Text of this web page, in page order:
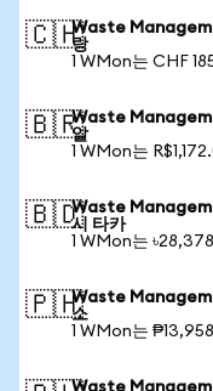
🇨🇭Waste
랑
1 WMon는 CHF
🇧🇷Waste
알
1 WMon는
🇧🇩Waste
시 타카
1 WMon는
🇵🇭Waste
소
1 WMon는
Waste